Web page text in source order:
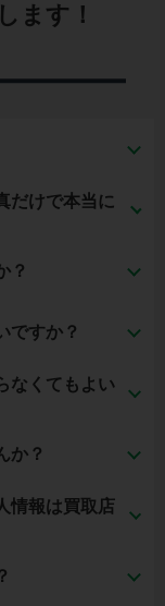
ます！
だけで本当に
？
ですか？
なくてもよい
か？
情報は買取店